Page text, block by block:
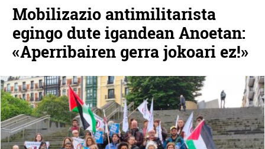
Mobilizazio antimilitarista
egingo dute igandean Anoetan:
«Aperribairen gerra jokoari ez!»